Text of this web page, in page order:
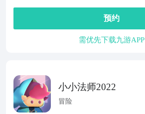
预约
需优先下载九游APP
小小法师2022
冒险